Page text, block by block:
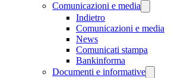
Comunicazioni e media
Indietro
Comunicazioni e media
News
Comunicati stampa
Bankinforma
Documenti e informative